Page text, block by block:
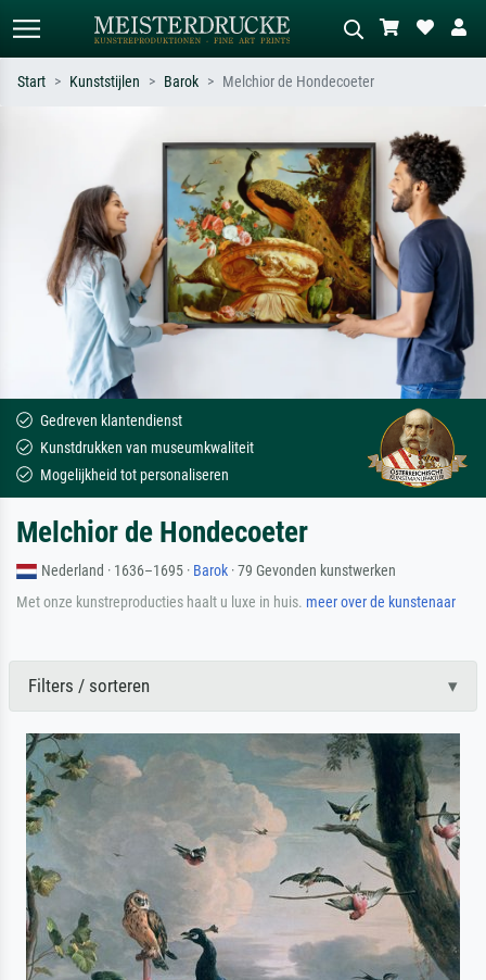
Zoek op kunstenaar, titel of stijl – bijv.
Monet, Sterrennacht, impressionisme,
Hokusai-golf, naakt.
Beschrijf de scène – bijv. groene
weide, abstract met veel rood, donker
olieverfschilderij, staand naakt naast
een boom.
Start Kunststijlen Barok Melchior de Hondecoeter
Gedreven klantendienst
Kunstdrukken van museumkwaliteit
Mogelijkheid tot personaliseren
Melchior de Hondecoeter
Nederland · 1636–1695 · Barok · 79 Gevonden kunstwerken
Met onze kunstreproducties haalt u luxe in huis. meer over de kunstenaar
Filters / sorteren